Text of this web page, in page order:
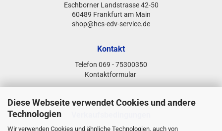
Diese Webseite verwendet Cookies und andere
Technologien
Wir verwenden Cookies und ähnliche Technologien, auch von
Eschborner Landstrasse 42-50
60489 Frankfurt am Main
shop@hcs-edv-service.de
Kontakt
Telefon 069 - 75300350
Kontaktformular